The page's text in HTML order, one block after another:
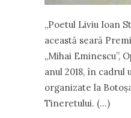
„Poetul Liviu Ioan
această seară
„Mihai Eminescu”,
anul 2018, în
organizate la
Tineretului. (…)